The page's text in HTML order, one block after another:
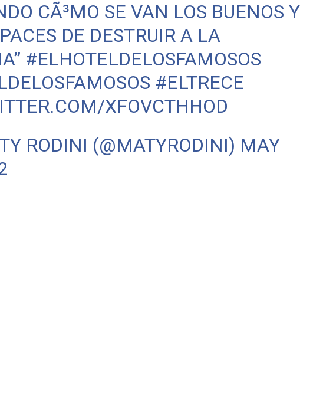
CÃ³MO SE VAN LOS BUENOS Y
DE DESTRUIR A LA
#ELHOTELDELOSFAMOSOS
#ELTRECE
XFOVCTHHOD
RODINI (@MATYRODINI) MAY